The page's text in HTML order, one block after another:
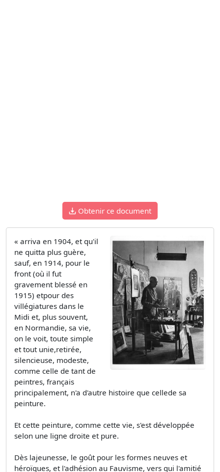
Obtenir ce document
« arriva en 1904, et qu'il
ne quitta plus guère,
sauf, en 1914, pour le
front (où il fut
gravement blessé en
1915) etpour des
villégiatures dans le
Midi et, plus souvent,
en Normandie, sa vie,
on le voit, toute simple
et tout unie,retirée,
silencieuse, modeste,
comme celle de tant de
peintres, français
principalement, n'a d'autre histoire que cellede sa
peinture.
Et cette peinture, comme cette vie, s'est développée
selon une ligne droite et pure.
Dès lajeunesse, le goût pour les formes neuves et
héroïques, et l'adhésion au Fauvisme, vers qui l'amitié